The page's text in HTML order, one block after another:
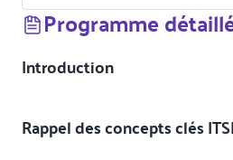
Programme
Introduction
Rappel des concepts clés